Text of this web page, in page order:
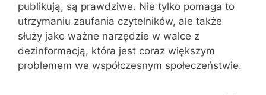
publikują, są prawdziwe. Nie tylko pomaga to
utrzymaniu zaufania czytelników, ale także
służy jako ważne narzędzie w walce z
dezinformacją, która jest coraz większym
problemem we współczesnym społeczeństwie.